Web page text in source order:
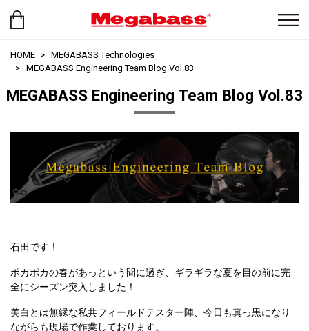
HOME
MEGABASS Technologies
MEGABASS Engineering Team Blog Vol.83
MEGABASS Engineering Team Blog Vol.83
石田です！
ポカポカの春があっという間に過ぎ、ギラギラな夏を目の前に完
全にシーズン突入しました！
美白とは無縁な私共フィールドテスター陣、今日も真っ黒になり
ながらも現場で作業しております。